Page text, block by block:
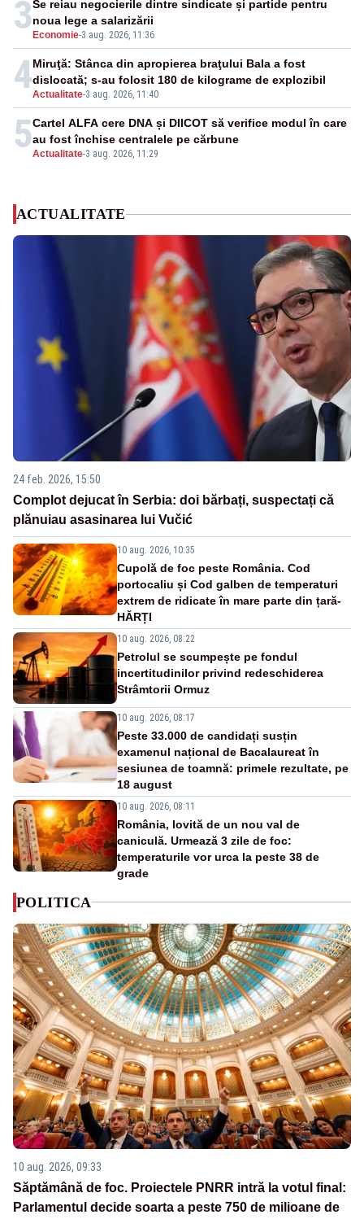
3 Economie-3 aug. 2026, 11:36
Se reiau negocierile dintre sindicate și partide pentru
noua lege a salarizării
4Actualitate-3 aug. 2026, 11:40
Miruţă: Stânca din apropierea braţului Bala a fost
dislocată; s-au folosit 180 de kilograme de explozibil
5Actualitate-3 aug. 2026, 11:29
Cartel ALFA cere DNA și DIICOT să verifice modul în care
au fost închise centralele pe cărbune
ACTUALITATE
24 feb. 2026, 15:50
Complot dejucat în Serbia: doi bărbați, suspectați că
plănuiau asasinarea lui Vučić
10 aug. 2026, 10:35
Cupolă de foc peste România. Cod
portocaliu și Cod galben de temperaturi
extrem de ridicate în mare parte din țară-
HĂRȚI
10 aug. 2026, 08:22
Petrolul se scumpește pe fondul
incertitudinilor privind redeschiderea
Strâmtorii Ormuz
10 aug. 2026, 08:17
Peste 33.000 de candidați susțin
examenul național de Bacalaureat în
sesiunea de toamnă: primele rezultate, pe
18 august
10 aug. 2026, 08:11
România, lovită de un nou val de
caniculă. Urmează 3 zile de foc:
temperaturile vor urca la peste 38 de
grade
POLITICA
10 aug. 2026, 09:33
Săptămână de foc. Proiectele PNRR intră la votul final:
Parlamentul decide soarta a peste 750 de milioane de